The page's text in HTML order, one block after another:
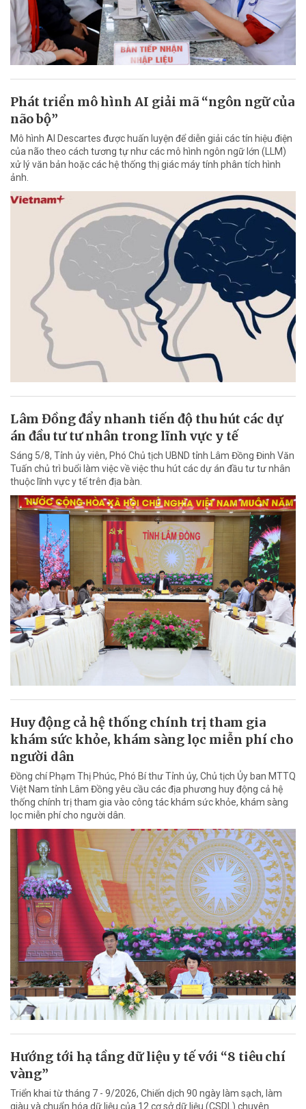
Phát triển mô hình AI giải mã “ngôn ngữ của
não bộ”
Mô hình AI Descartes được huấn luyện để diễn giải các tín hiệu điện
của não theo cách tương tự như các mô hình ngôn ngữ lớn (LLM)
xử lý văn bản hoặc các hệ thống thị giác máy tính phân tích hình
ảnh.
Lâm Đồng đẩy nhanh tiến độ thu hút các dự
án đầu tư tư nhân trong lĩnh vực y tế
Sáng 5/8, Tỉnh ủy viên, Phó Chủ tịch UBND tỉnh Lâm Đồng Đinh Văn
Tuấn chủ trì buổi làm việc về việc thu hút các dự án đầu tư tư nhân
thuộc lĩnh vực y tế trên địa bàn.
Huy động cả hệ thống chính trị tham gia
khám sức khỏe, khám sàng lọc miễn phí cho
người dân
Đồng chí Phạm Thị Phúc, Phó Bí thư Tỉnh ủy, Chủ tịch Ủy ban MTTQ
Việt Nam tỉnh Lâm Đồng yêu cầu các địa phương huy động cả hệ
thống chính trị tham gia vào công tác khám sức khỏe, khám sàng
lọc miễn phí cho người dân.
Hướng tới hạ tầng dữ liệu y tế với “8 tiêu chí
vàng”
Triển khai từ tháng 7 - 9/2026, Chiến dịch 90 ngày làm sạch, làm
giàu và chuẩn hóa dữ liệu của 12 cơ sở dữ liệu (CSDL) chuyên